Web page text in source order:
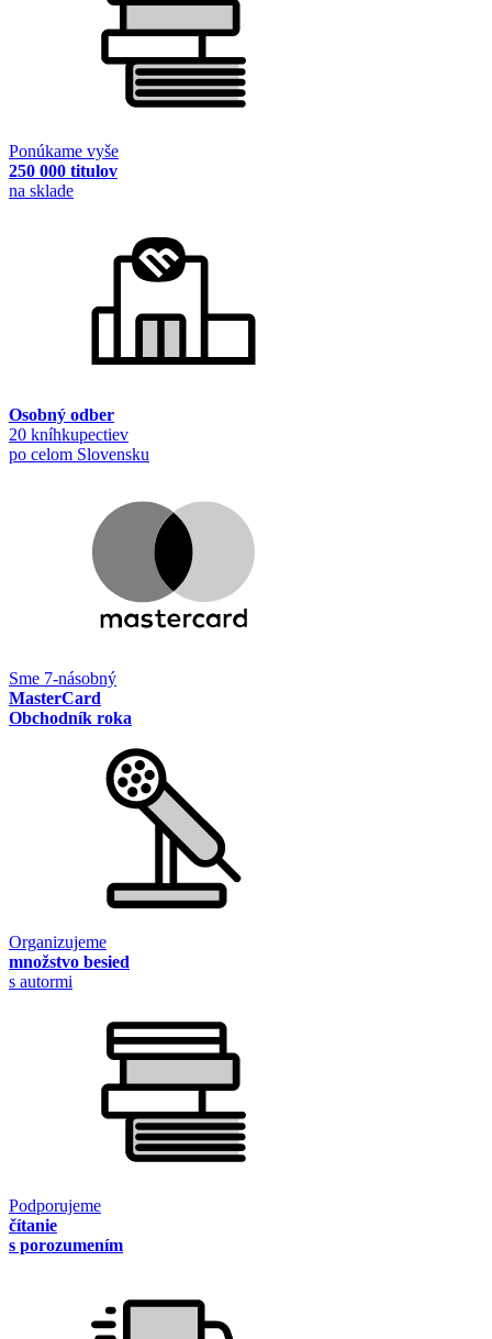
Ponúkame vyše
250 000 titulov
na sklade
Osobný odber
20 kníhkupectiev
po celom Slovensku
Sme 7-násobný
MasterCard
Obchodník roka
Organizujeme
množstvo besied
s autormi
Podporujeme
čítanie
s porozumením